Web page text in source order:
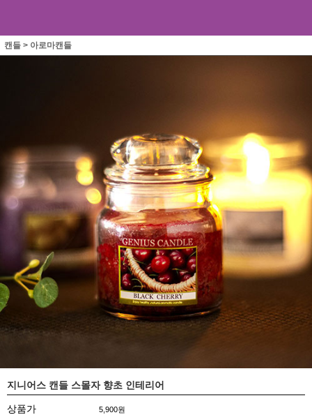
캔들 > 아로마캔들
지니어스 캔들 스몰자 향초 인테리어
상품가 5,900원